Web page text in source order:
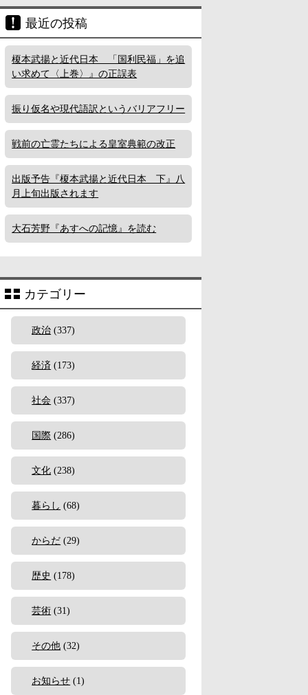
最近の投稿
榎本武揚と近代日本 「国利民福」を追
い求めて〈上巻〉』の正誤表
振り仮名や現代語訳というバリアフリー
戦前の亡霊たちによる皇室典範の改正
出版予告『榎本武揚と近代日本 下』八
月上旬出版されます
大石芳野『あすへの記憶』を読む
カテゴリー
政治 (337)
経済 (173)
社会 (337)
国際 (286)
文化 (238)
暮らし (68)
からだ (29)
歴史 (178)
芸術 (31)
その他 (32)
お知らせ (1)